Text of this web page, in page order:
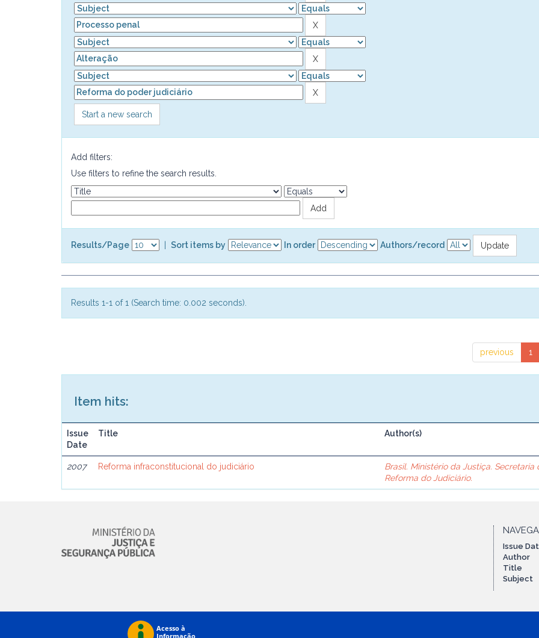
Start a new search
Add filters:
Use filters to refine the search results.
Results/Page Sort items by In order Authors/record
Results 1-1 of 1 (Search time: 0.002 seconds).
previous 1
Item hits:
Issue
Date
Title Author(s)
2007 Reforma infraconstitucional do judiciário
Brasil. Ministério da Justiça. Secretaria
Reforma do Judiciário.
Issue
Author
Title
Subject